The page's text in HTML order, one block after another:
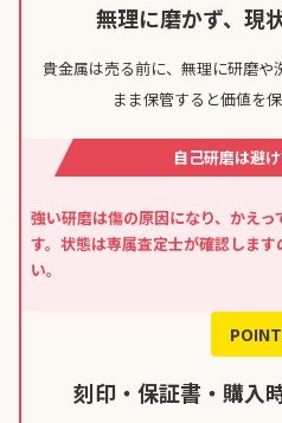
無理に磨かず、現
貴金属は売る前に、無理に研磨や
まま保管すると価値を
自己研磨は避
強い研磨は傷の原因になり、かえ
す。状態は専属査定士が確認しま
い。
刻印・保証書・購入